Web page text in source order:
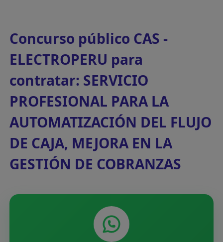
Concurso público CAS -
ELECTROPERU para
contratar: SERVICIO
PROFESIONAL PARA LA
AUTOMATIZACIÓN DEL FLUJO
DE CAJA, MEJORA EN LA
GESTIÓN DE COBRANZAS